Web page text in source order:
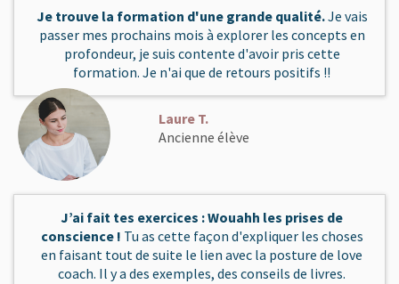
Je trouve la formation d'une grande qualité.Je vais
passer mes prochains mois à explorer les concepts en
profondeur, je suis contente d'avoir pris cette
formation. Je n'ai que de retours positifs !!
Laure T.
Ancienne élève
J’ai fait tes exercices : Wouahh les prises de
conscience ! Tu as cette façon d'expliquer les choses
en faisant tout de suite le lien avec la posture de love
coach. Il y a des exemples, des conseils de livres.